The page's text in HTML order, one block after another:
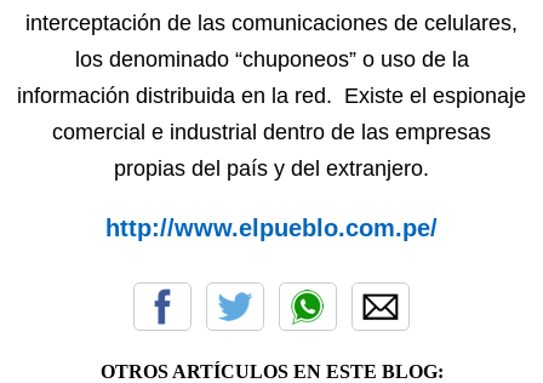
interceptación de las comunicaciones de celulares,
los denominado “chuponeos” o uso de la
información distribuida en la red. Existe el espionaje
comercial e industrial dentro de las empresas
propias del país y del extranjero.
http://www.elpueblo.com.pe/
OTROS ARTÍCULOS EN ESTE BLOG: